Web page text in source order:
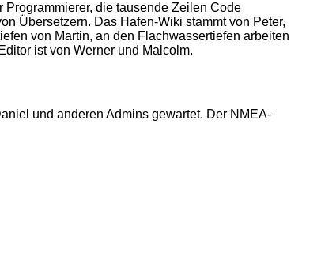
Programmierer, die tausende Zeilen Code
Übersetzern. Das Hafen-Wiki stammt von Peter,
von Martin, an den Flachwassertiefen arbeiten
ist von Werner und Malcolm.
und anderen Admins gewartet. Der NMEA-